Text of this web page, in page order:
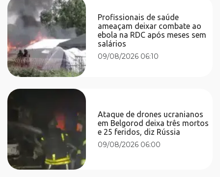
Profissionais de saúde
ameaçam deixar combate ao
ebola na RDC após meses sem
salários
09/08/2026 06:10
Ataque de drones ucranianos
em Belgorod deixa três mortos
e 25 feridos, diz Rússia
09/08/2026 06:00